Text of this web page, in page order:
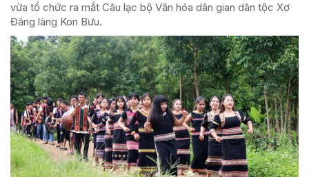
vừa tổ chức ra mắt Câu lạc bộ Văn hóa dân gian dân tộc Xơ
Đăng làng Kon Bưu.